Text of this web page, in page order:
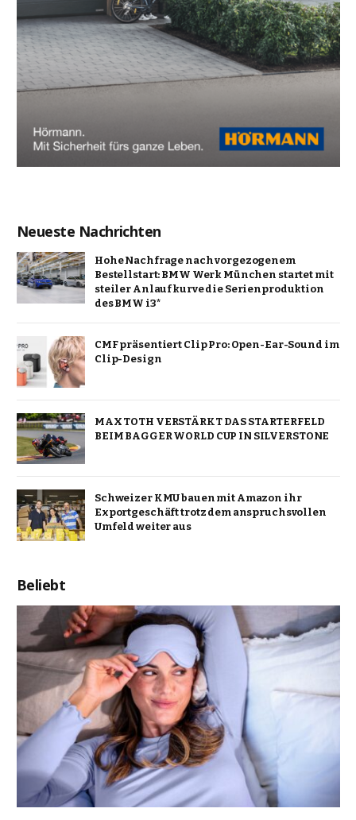
Neueste Nachrichten
Hohe Nachfrage nach vorgezogenem
Bestellstart: BMW Werk München startet mit
steiler Anlaufkurve die Serienproduktion
des BMW i3*
CMF präsentiert Clip Pro: Open-Ear-Sound im
Clip-Design
MAX TOTH VERSTÄRKT DAS STARTERFELD
BEIM BAGGER WORLD CUP IN SILVERSTONE
Schweizer KMU bauen mit Amazon ihr
Exportgeschäft trotz dem anspruchsvollen
Umfeld weiter aus
Beliebt